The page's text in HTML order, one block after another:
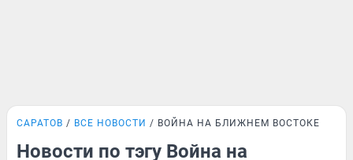
САРАТОВ ВСЕ НОВОСТИ ВОЙНА НА БЛИЖНЕМ ВОСТОКЕ
Новости по тэгу Война на